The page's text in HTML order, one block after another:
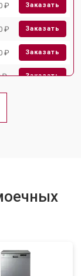
₽ Заказать
₽ Заказать
₽ Заказать
₽ Заказать
₽
₽ Заказать
₽